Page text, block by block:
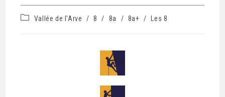
Vallée de l'Arve / 8 / 8a / 8a+ / Les 8